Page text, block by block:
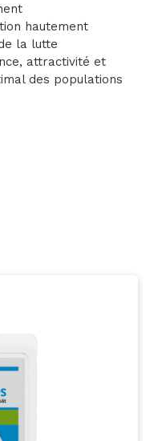
hautement
la lutte
attractivité et
des populations